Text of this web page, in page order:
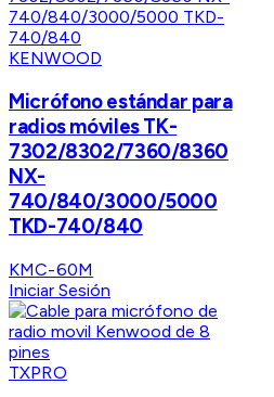
KENWOOD
Micrófono estándar para
radios móviles TK-
7302/8302/7360/8360
NX-
740/840/3000/5000
TKD-740/840
KMC-60M
Iniciar Sesión
TXPRO